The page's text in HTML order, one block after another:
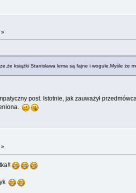
»
książki Stanislawa lema są fajne i wogule.Myśle
post. Istotnie, jak zauważył
»